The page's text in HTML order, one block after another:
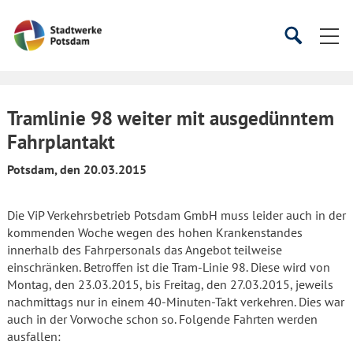
Startseite
SucheSuche
Tramlinie 98 weiter mit ausgedünntem
Fahrplantakt
Potsdam, den 20.03.2015
Die ViP Verkehrsbetrieb Potsdam GmbH muss leider auch in der
kommenden Woche wegen des hohen Krankenstandes
innerhalb des Fahrpersonals das Angebot teilweise
einschränken. Betroffen ist die Tram-Linie 98. Diese wird von
Montag, den 23.03.2015, bis Freitag, den 27.03.2015, jeweils
nachmittags nur in einem 40-Minuten-Takt verkehren. Dies war
auch in der Vorwoche schon so. Folgende Fahrten werden
ausfallen: